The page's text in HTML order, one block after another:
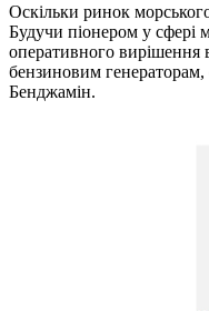
Оскільки ринок
Будучи піонером у сфері
оперативного вирішення
бензиновим генераторам,
Бенджамін.